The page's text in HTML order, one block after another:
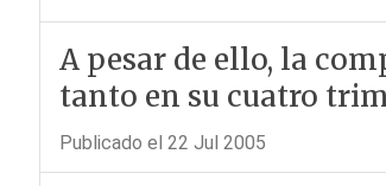
A pesar de ello, la
tanto en su cuatro
Publicado el 22 Jul 2005